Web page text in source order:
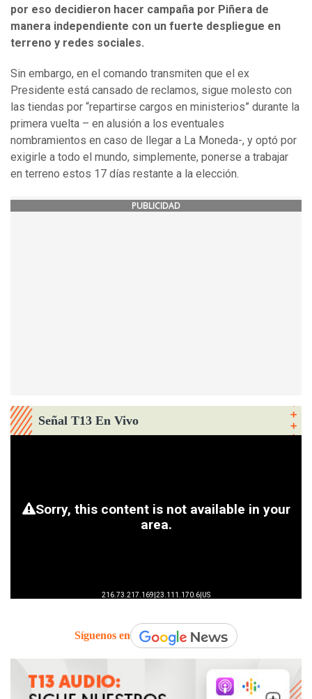
por eso decidieron hacer campaña por Piñera de
manera independiente con un fuerte despliegue en
terreno y redes sociales.
Sin embargo, en el comando transmiten que el ex
Presidente está cansado de reclamos, sigue molesto con
las tiendas por “repartirse cargos en ministerios” durante la
primera vuelta – en alusión a los eventuales
nombramientos en caso de llegar a La Moneda-, y optó por
exigirle a todo el mundo, simplemente, ponerse a trabajar
en terreno estos 17 días restante a la elección.
PUBLICIDAD
Señal T13 En Vivo
Síguenos en